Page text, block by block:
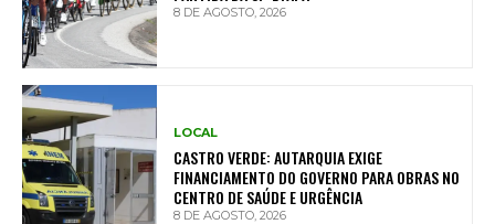
8 DE AGOSTO, 2026
LOCAL
CASTRO VERDE: AUTARQUIA EXIGE
FINANCIAMENTO DO GOVERNO PARA OBRAS NO
CENTRO DE SAÚDE E URGÊNCIA
8 DE AGOSTO, 2026